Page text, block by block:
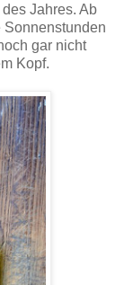
Jahres. Ab
Sonnenstunden
gar nicht
Kopf.